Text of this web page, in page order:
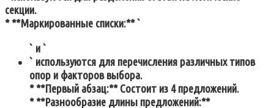
секции.
* **Маркированные списки:** `
` и `
` используются для перечисления различных типов
опор и факторов выбора.
* **Первый абзац:** Состоит из 4 предложений.
* **Разнообразие длины предложений:**